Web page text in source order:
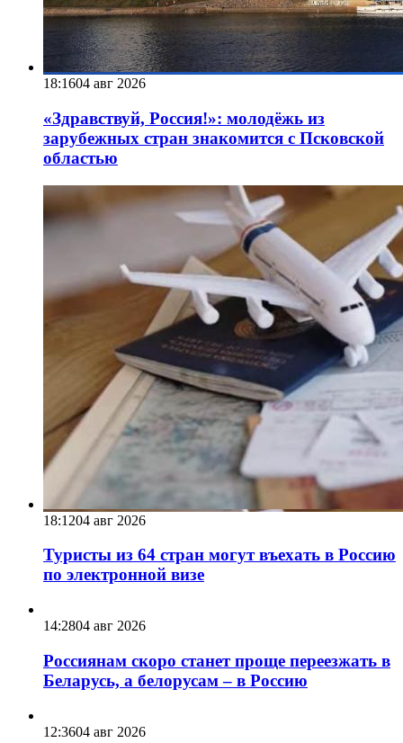
18:1604 авг 2026
«Здравствуй, Россия!»: молодёжь из
зарубежных стран знакомится с Псковской
областью
18:1204 авг 2026
Туристы из 64 стран могут въехать в Россию
по электронной визе
14:2804 авг 2026
Россиянам скоро станет проще переезжать в
Беларусь, а белорусам – в Россию
12:3604 авг 2026